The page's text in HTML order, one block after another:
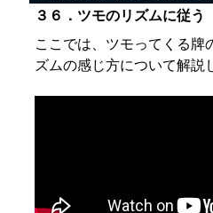
３６．ツモのリズムに従う
ここでは、ツモってくる牌
ズムの感じ方について解説